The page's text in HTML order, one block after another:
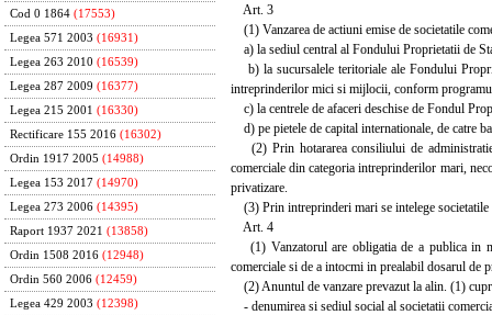
Cod 0 1864 (17553)
Legea 571 2003 (16931)
Legea 263 2010 (16539)
Legea 287 2009 (16377)
Legea 215 2001 (16330)
Rectificare 155 2016 (16302)
Ordin 1917 2005 (14988)
Legea 153 2017 (14970)
Legea 273 2006 (14395)
Raport 1937 2021 (13858)
Ordin 1508 2016 (12948)
Ordin 560 2006 (12459)
Legea 429 2003 (12398)
Art. 3
(1) Vanzarea de actiuni emise de societatile
a) la sediul central al Fondului Proprietatii de
b) la sucursalele teritoriale ale Fondului
intreprinderilor mici si mijlocii, conform
c) la centrele de afaceri deschise de Fondul
d) pe pietele de capital internationale, de catre
(2) Prin hotararea consiliului de
comerciale din categoria intreprinderilor mari,
privatizare.
(3) Prin intreprinderi mari se intelege
Art. 4
(1) Vanzatorul are obligatia de a publica in
comerciale si de a intocmi in prealabil dosarul de
(2) Anuntul de vanzare prevazut la alin. (1)
- denumirea si sediul social al societatii